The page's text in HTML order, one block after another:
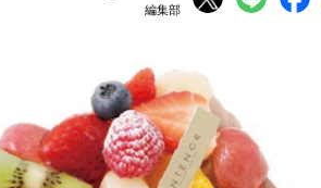
編集部